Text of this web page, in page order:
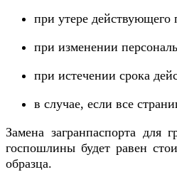
при утере действующего
при изменении
при истечении срока
в случае, если все
Замена загранпаспорта
госпошлины будет равен
образца.